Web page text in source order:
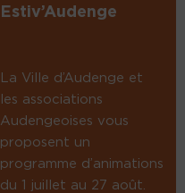
Estiv’Audenge
La Ville d’Audenge et
les associations
Audengeoises vous
proposent un
programme d’animations
du 1 juillet au 27 août.